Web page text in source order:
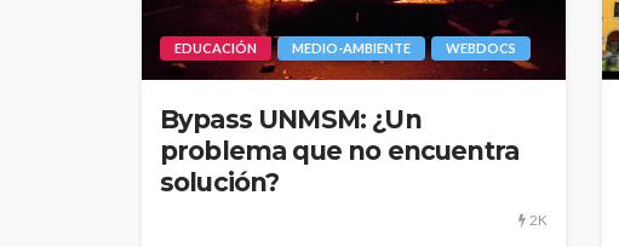
EDUCACIÓN MEDIO-AMBIENTE WEBDOCS
Bypass UNMSM: ¿Un
problema que no encuentra
solución?
2K